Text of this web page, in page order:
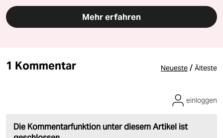
Mehr erfahren
1 Kommentar Neueste / Älteste
Die Kommentarfunktion unter diesem Artikel ist
einloggen